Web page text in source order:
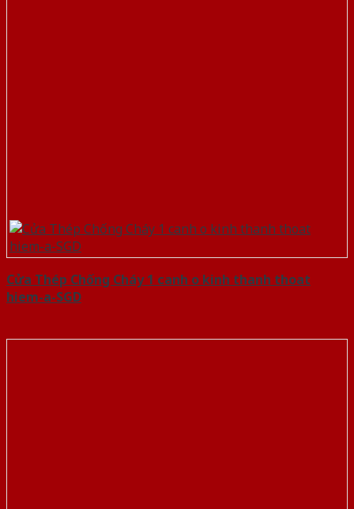
Cửa Thép Chống Cháy 1 canh o kinh thanh thoat
hiem-a-SGD